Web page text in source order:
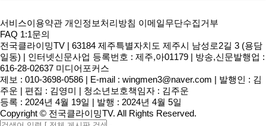
서비스이용약관 개인정보처리방침 이메일무단수집거부
FAQ 1:1문의
전국클라이밍TV | 63184 제주특별자치도 제주시 남성로2길 3 (용담
일동) | 인터넷신문사업 등록번호 : 제주,아01179 | 방송,신문발행업 :
616-28-02637 미디어포커스
제보 : 010-3698-0586 | E-mail : wingmen3@naver.com | 발행인 : 김
주운 | 편집 : 김영미 | 청소년보호책임자 : 김주운
등록 : 2024년 4월 19일 | 발행 : 2024년 4월 5일
Copyright © 전국클라이밍TV. All Rights Reserved.